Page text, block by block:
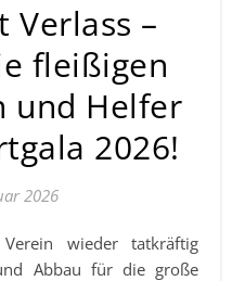
Verlass –
fleißigen
und Helfer
2026!
2026
Abbau für die große